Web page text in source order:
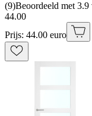
(9)Beoordeeld met
44.00
Prijs: 44.00 euro